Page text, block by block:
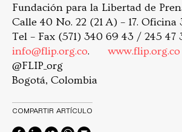
Fundación para la Libertad de
Calle 40 No. 22 (21 A) – 17. Oficina
Tel – Fax (571) 340 69 43 / 245 47
info@flip.org.co.www.flip.org.co
@FLIP_org
Bogotá, Colombia
COMPARTIR ARTÍCULO